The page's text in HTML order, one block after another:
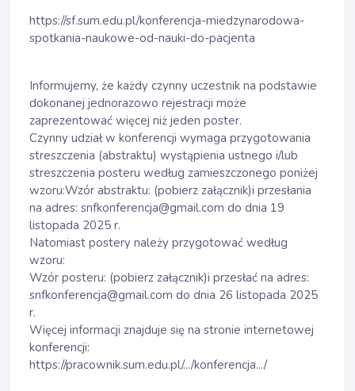
https://sf.sum.edu.pl/konferencja-miedzynarodowa-
spotkania-naukowe-od-nauki-do-pacjenta
Informujemy, że każdy czynny uczestnik na podstawie
dokonanej jednorazowo rejestracji może
zaprezentować więcej niż jeden poster.
Czynny udział w konferencji wymaga przygotowania
streszczenia (abstraktu) wystąpienia ustnego i/lub
streszczenia posteru według zamieszczonego poniżej
wzoru:Wzór abstraktu: (pobierz załącznik)i przesłania
na adres: snfkonferencja@gmail.com do dnia 19
listopada 2025 r.
Natomiast postery należy przygotować według
wzoru:
Wzór posteru: (pobierz załącznik)i przesłać na adres:
snfkonferencja@gmail.com do dnia 26 listopada 2025
r.
Więcej informacji znajduje się na stronie internetowej
konferencji:
https://pracownik.sum.edu.pl/.../konferencja.../